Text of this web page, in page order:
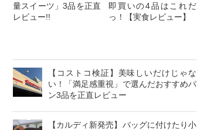
量スイーツ」3品を正直
レビュー!!
即買いの4品はこれだ
っ！【実食レビュー】
【コストコ検証】美味しいだけじゃな
い！「満足感重視」で選んだおすすめパ
ン3品を正直レビュー
【カルディ新発売】バッグに付けたり小